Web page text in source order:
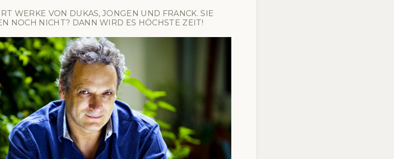
WERKE VON DUKAS, JONGEN UND FRANCK. SIE
NOCH NICHT? DANN WIRD ES HÖCHSTE ZEIT!